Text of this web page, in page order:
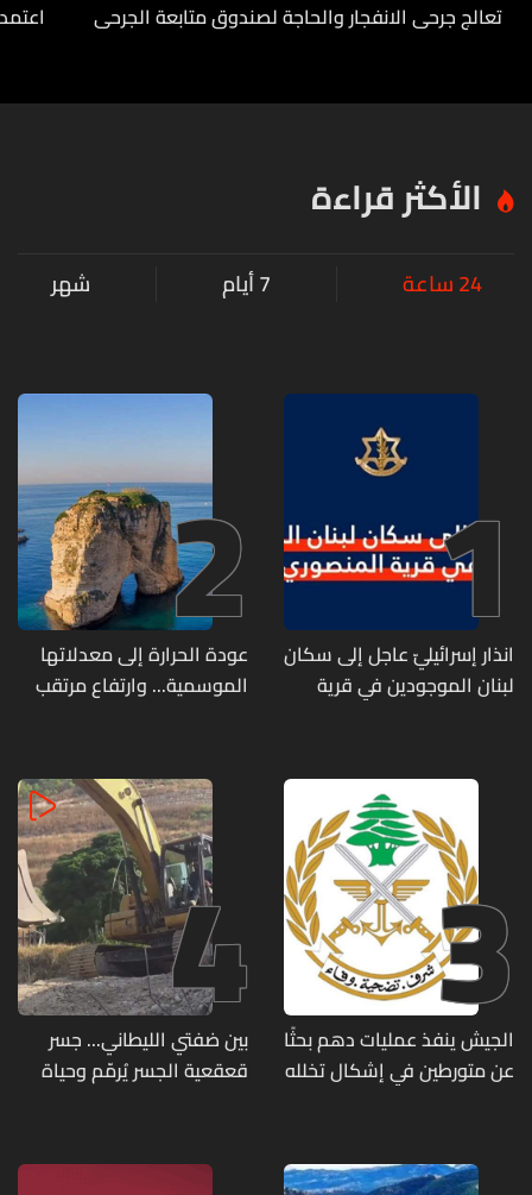
تعالج جرحى الانفجار والحاجة لصندوق متابعة الجرحى
الأكثر قراءة
24 ساعة 7 أيام شهر
1
انذار إسرائيليّ عاجل إلى سكان
لبنان الموجودين في قرية
2
عودة الحرارة إلى معدلاتها
الموسمية... وارتفاع مرتقب
3
الجيش ينفذ عمليات دهم بحثًا
عن متورطين في إشكال تخلله
مزروعة بالماريجوانا
4
بين ضفتي الليطاني... جسر
قعقعية الجسر يُرمّم وحياة